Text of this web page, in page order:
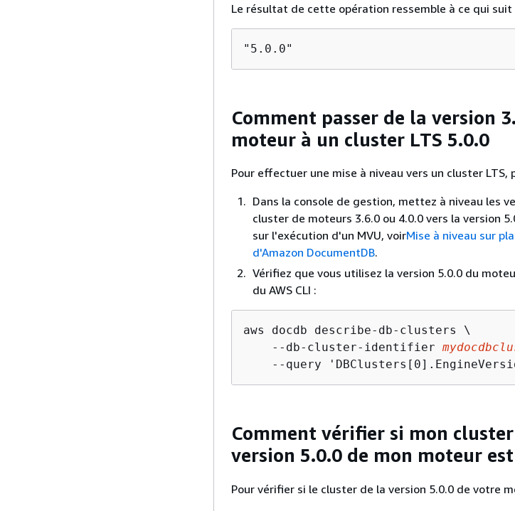
Le résultat de cette opération ressemble à ce qui suit
"5.0.0"
Comment passer de la version
moteur à un cluster LTS 5.0.0
Pour effectuer une mise à niveau vers un cluster LTS,
Dans la console de gestion, mettez à niveau les
cluster de moteurs 3.6.0 ou 4.0.0 vers la version
sur l'exécution d'un MVU, voirMise à niveau sur
d'Amazon DocumentDB.
Vérifiez que vous utilisez la version 5.0.0 du
du AWS CLI :
aws docdb describe-db-clusters \
    --db-cluster-identifier
--query
Comment vérifier si mon
version 5.0.0 de mon moteur
Pour vérifier si le cluster de la version 5.0.0 de votre